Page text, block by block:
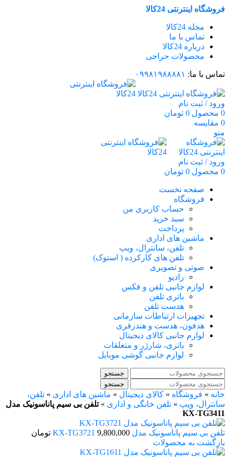
فروشگاه اینترنتی 24کالا
مجله 24کالا
تماس با ما
درباره 24کالا
محصولات حراجی
تماس با ما: ۰۹۹۸۱۹۸۸۸۸۱
ورود / ثبت نام
0 محصول 0 تومان
0 مقایسه
منو
ورود / ثبت نام
0 محصول 0 تومان
صفحه نخست
فروشگاه
حساب کاربری من
سبد خرید
پرداخت
ماشین های اداری
تلفن، سانترال، ویپ
تلفن های کارکرده ( استوک)
صوتی و تصویری
رادیو
لوازم جانبی تلفن و فکس
باتری تلفن
هدست تلفن
تجهیزات ارتباطات سازمانی
هدفون، هدست و هندزفری
لوازم جانبی کالای دیجیتال
باتری، شارژر و متعلقات
لوازم جانبی گوشی موبایل
جستجو
جستجو
خانه » فروشگاه » کالای دیجیتال » ماشین های اداری » تلفن،
سانترال، ویپ » تلفن خانگی و اداری »تلفن بی سیم پاناسونیک مدل
KX-TG3411
تلفن بی سیم پاناسونیک مدل KX-TG3721 9,800,000
تومان
بازگشت به محصولات